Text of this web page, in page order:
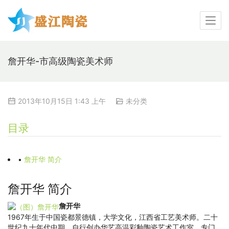
詹开华-市高级陶瓷美术师
2013年10月15日 1:43 上午 未分类
目录
• 詹开华 简介
詹开华 简介
詹开华
1967年生于中国瓷都景德镇，大学文化，江西省工艺美术师。二十
世纪九十年代中期，自行创办华艺高温彩釉陶瓷艺术工作室，专门